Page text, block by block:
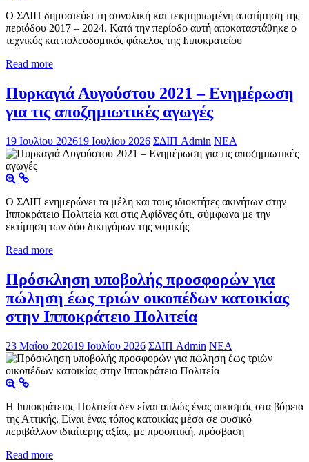
Ο ΣΔΙΠ δημοσιεύει τη συνολική και τεκμηριωμένη αποτίμηση της
περιόδου 2017 – 2024. Κατά την περίοδο αυτή αποκαταστάθηκε ο
τεχνικός και πολεοδομικός φάκελος της Ιπποκρατείου
Read more
Πυρκαγιά Αυγούστου 2021 – Ενημέρωση
για τις αποζημιωτικές αγωγές
19 Ιουλίου 202619 Ιουλίου 2026 ΣΔΙΠ Admin ΝΕΑ
Ο ΣΔΙΠ ενημερώνει τα μέλη και τους ιδιοκτήτες ακινήτων στην
Ιπποκράτειο Πολιτεία και στις Αφίδνες ότι, σύμφωνα με την
εκτίμηση των δύο δικηγόρων της νομικής
Read more
Πρόσκληση υποβολής προσφορών για
πώληση έως τριών οικοπέδων κατοικίας
στην Ιπποκράτειο Πολιτεία
23 Μαΐου 202619 Ιουλίου 2026 ΣΔΙΠ Admin ΝΕΑ
Η Ιπποκράτειος Πολιτεία δεν είναι απλώς ένας οικισμός στα βόρεια
της Αττικής. Είναι ένας τόπος κατοικίας μέσα σε φυσικό
περιβάλλον ιδιαίτερης αξίας, με προοπτική, πρόσβαση
Read more